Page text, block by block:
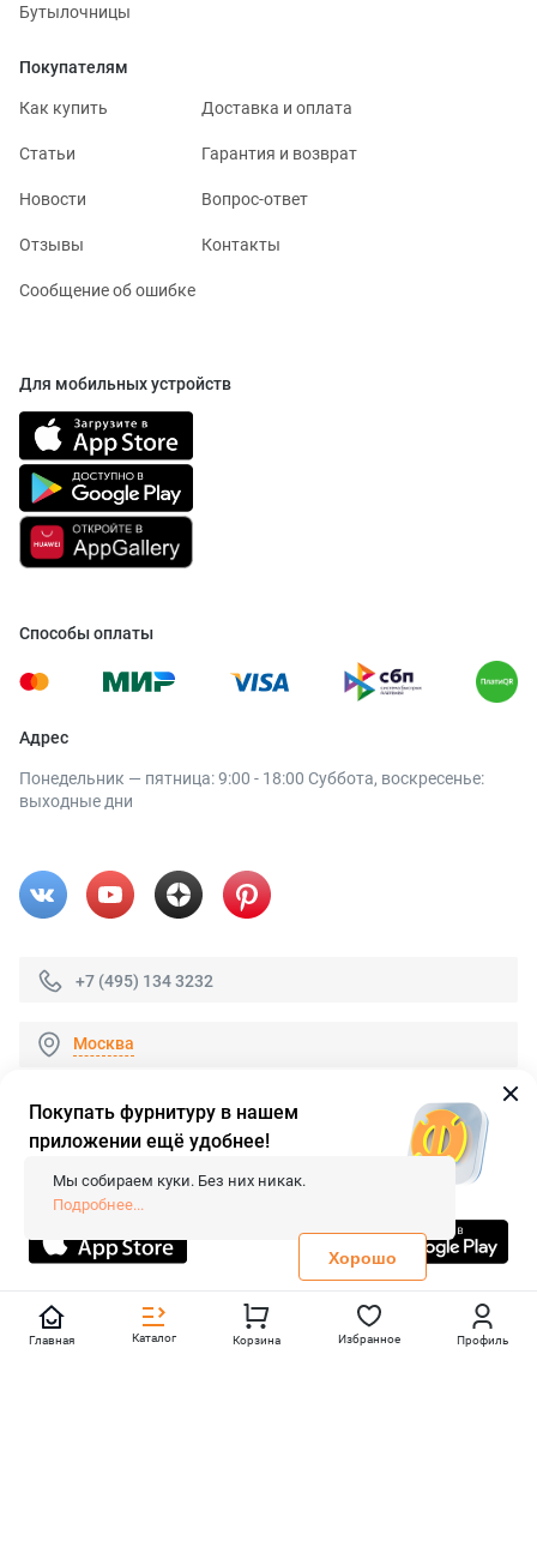
Бутылочницы
Покупателям
Как купить Доставка и оплата
Статьи Гарантия и возврат
Новости Вопрос-ответ
Отзывы Контакты
Сообщение об ошибке
Для мобильных устройств
Способы оплаты
Адрес
Понедельник — пятница: 9:00 - 18:00 Суббота, воскресенье:
выходные дни
+7 (495) 134 3232
Москва
© 2026 «FieraShop.ru»
Сопровождение сайта
- Вебформат.
Все права защищены.
Не является публичной офертой
Политика конфиденциальности
Главная Каталог Корзина Избранное Профиль
Покупать фурнитуру в нашем
приложении ещё удобнее!
Мы собираем куки. Без них никак.
Подробнее...
Хорошо